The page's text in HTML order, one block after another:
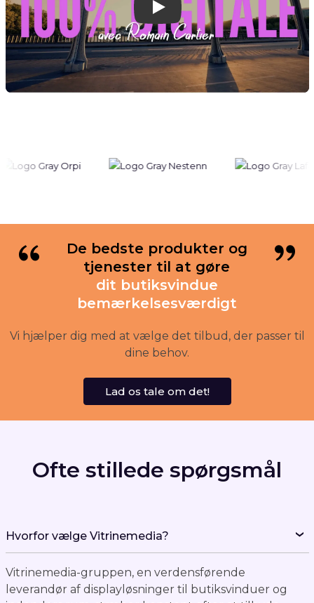
De bedste produkter og
tjenester til at gøre
dit butiksvindue
bemærkelsesværdigt
Vi hjælper dig med at vælge det tilbud, der passer til
Vitrinemedia-gruppen, en verdensførende
indendørs rum, stræber konstant efter at tilbyde
banebrydende innovationer for at forbedre